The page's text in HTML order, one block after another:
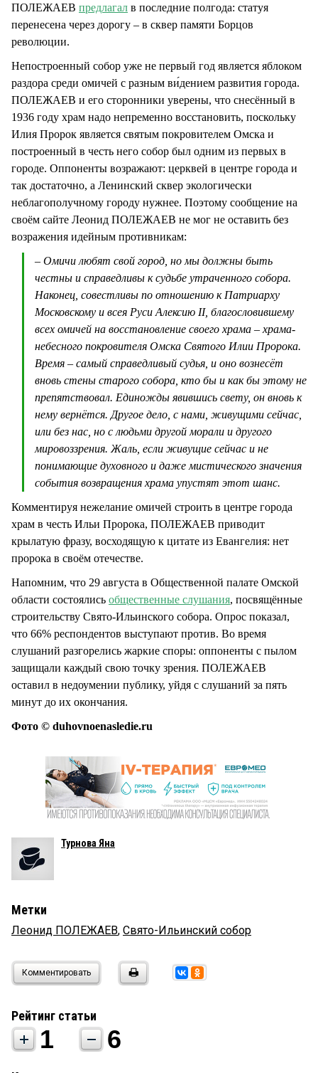
ПОЛЕЖАЕВ предлагал в последние полгода: статуя
перенесена через дорогу – в сквер памяти Борцов
революции.
Непостроенный собор уже не первый год является яблоком
раздора среди омичей с разным ви́дением развития города.
ПОЛЕЖАЕВ и его сторонники уверены, что снесённый в
1936 году храм надо непременно восстановить, поскольку
Илия Пророк является святым покровителем Омска и
построенный в честь него собор был одним из первых в
городе. Оппоненты возражают: церквей в центре города и
так достаточно, а Ленинский сквер экологически
неблагополучному городу нужнее. Поэтому сообщение на
своём сайте Леонид ПОЛЕЖАЕВ не мог не оставить без
возражения идейным противникам:
– Омичи любят свой город, но мы должны быть
честны и справедливы к судьбе утраченного собора.
Наконец, совестливы по отношению к Патриарху
Московскому и всея Руси Алексию II, благословившему
всех омичей на восстановление своего храма – храма-
небесного покровителя Омска Святого Илии Пророка.
Время – самый справедливый судья, и оно вознесёт
вновь стены старого собора, кто бы и как бы этому не
препятствовал. Единожды явившись свету, он вновь к
нему вернётся. Другое дело, с нами, живущими сейчас,
или без нас, но с людьми другой морали и другого
мировоззрения. Жаль, если живущие сейчас и не
понимающие духовного и даже мистического значения
события возвращения храма упустят этот шанс.
Комментируя нежелание омичей строить в центре города
храм в честь Ильи Пророка, ПОЛЕЖАЕВ приводит
крылатую фразу, восходящую к цитате из Евангелия: нет
пророка в своём отечестве.
Напомним, что 29 августа в Общественной палате Омской
области состоялись общественные слушания, посвящённые
строительству Свято-Ильинского собора. Опрос показал,
что 66% респондентов выступают против. Во время
слушаний разгорелись жаркие споры: оппоненты с пылом
защищали каждый свою точку зрения. ПОЛЕЖАЕВ
оставил в недоумении публику, уйдя с слушаний за пять
минут до их окончания.
Фото © duhovnoenasledie.ru
Турнова Яна
Метки
Леонид ПОЛЕЖАЕВ, Свято-Ильинский собор
Комментировать
Рейтинг статьи
1 6